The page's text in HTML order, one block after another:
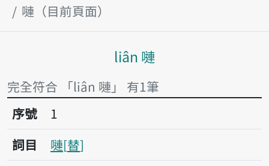
嗹（目前頁面）
主內容區塊
liân 嗹
完全符合 「liân 嗹」 有1筆
序號1嗹
序號
1
詞目
嗹 替